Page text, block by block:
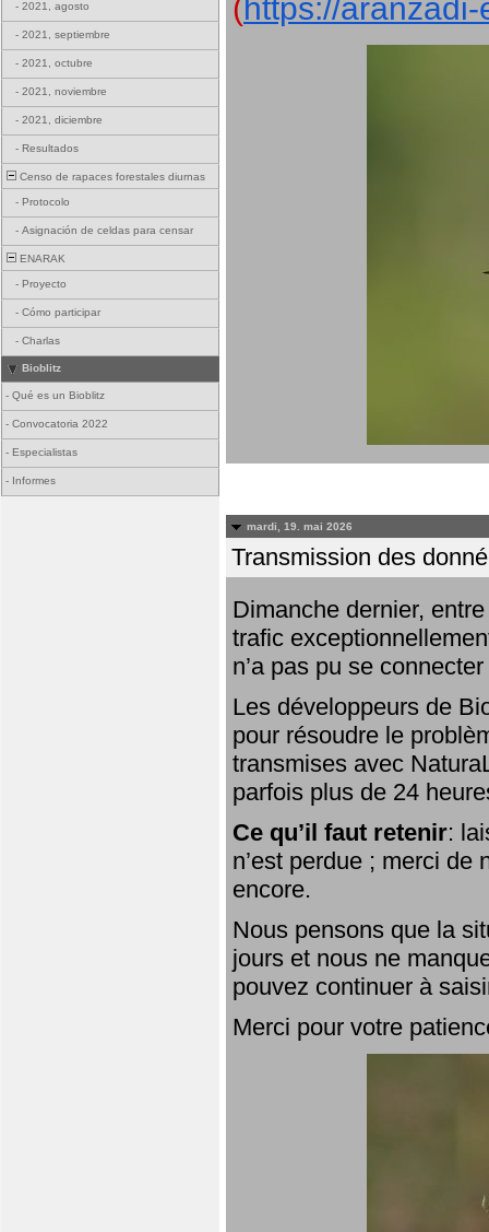
- 2021, agosto
- 2021, septiembre
- 2021, octubre
- 2021, noviembre
- 2021, diciembre
- Resultados
Censo de rapaces forestales diurnas
- Protocolo
- Asignación de celdas para censar
ENARAK
- Proyecto
- Cómo participar
- Charlas
Bioblitz
- Qué es un Bioblitz
- Convocatoria 2022
- Especialistas
- Informes
(https://
mardi, 19. mai 2026
Transmission des
Dimanche dernier,
trafic
n’a pas pu se
Les développeurs de
pour résoudre le
transmises avec
parfois plus de 24
Ce qu’il faut retenir:
n’est perdue ; merci de
encore.
Nous pensons que la
jours et nous ne
pouvez continuer à
Merci pour votre